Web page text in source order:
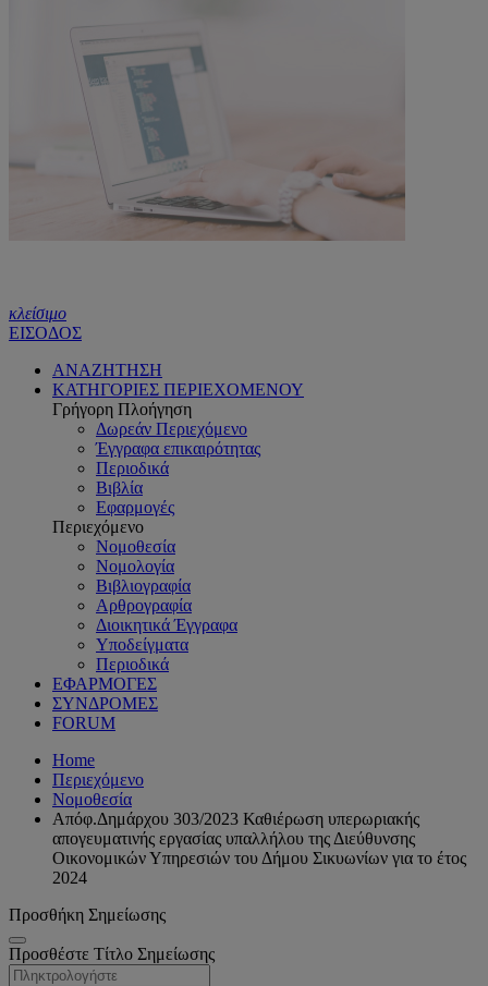
κλείσιμο
ΕΙΣΟΔΟΣ
ΑΝΑΖΗΤΗΣΗ
ΚΑΤΗΓΟΡΙΕΣ ΠΕΡΙΕΧΟΜΕΝΟΥ
Γρήγορη Πλοήγηση
Δωρεάν Περιεχόμενο
Έγγραφα επικαιρότητας
Περιοδικά
Βιβλία
Εφαρμογές
Περιεχόμενο
Νομοθεσία
Νομολογία
Βιβλιογραφία
Αρθρογραφία
Διοικητικά Έγγραφα
Υποδείγματα
Περιοδικά
ΕΦΑΡΜΟΓΕΣ
ΣΥΝΔΡΟΜΕΣ
FORUM
Home
Περιεχόμενο
Νομοθεσία
Απόφ.Δημάρχου 303/2023 Καθιέρωση υπερωριακής
απογευματινής εργασίας υπαλλήλου της Διεύθυνσης
Οικονομικών Υπηρεσιών του Δήμου Σικυωνίων για το έτος
2024
Προσθήκη Σημείωσης
Προσθέστε Τίτλο Σημείωσης